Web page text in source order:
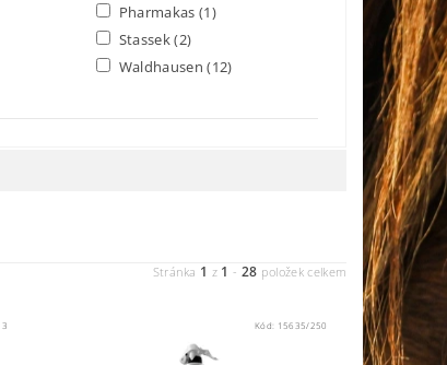
Pharmakas (1)
Stassek(2)
Waldhausen(12)
Stránka 1 z 1 - 28 položek celkem
Kód: 15635/250